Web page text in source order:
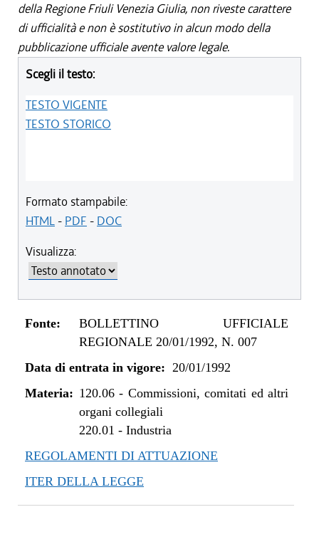
della Regione Friuli Venezia Giulia, non riveste carattere
di ufficialità e non è sostitutivo in alcun modo della
pubblicazione ufficiale avente valore legale.
Scegli il testo:
TESTO VIGENTE
TESTO STORICO
Formato stampabile:
HTML- PDF - DOC
Visualizza:
Fonte:
BOLLETTINO UFFICIALE
REGIONALE 20/01/1992, N. 007
Data di entrata in vigore: 20/01/1992
Materia: 120.06- Commissioni, comitati ed altri
organi collegiali
220.01 - Industria
REGOLAMENTI DI ATTUAZIONE
ITER DELLA LEGGE